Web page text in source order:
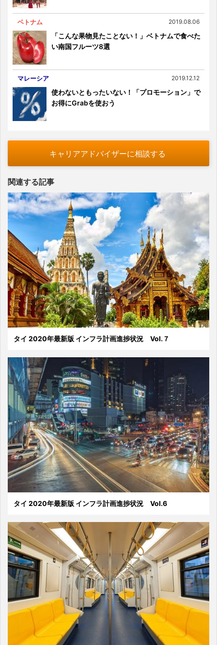
ベトナム 2019.08.06
「こんな果物見たことない！」ベトナムで食べた
い南国フルーツ8選
マレーシア 2019.12.12
使わないともったいない！「プロモーション」で
お得にGrabを使おう
キャリアアドバイザーに相談する
関連する記事
タイ 2020年最新版 インフラ計画進捗状況 Vol.７
タイ 2020年最新版 インフラ計画進捗状況 Vol.6